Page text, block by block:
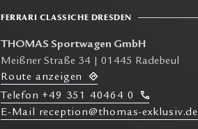
FERRARI CLASSICHE DRESDEN
THOMAS Sportwagen GmbH
Meißner Straße 34 | 01445 Radebeul
Route anzeigen
T elefon +49 351 40464 0
E-Mail reception@thomas-exklusiv.de